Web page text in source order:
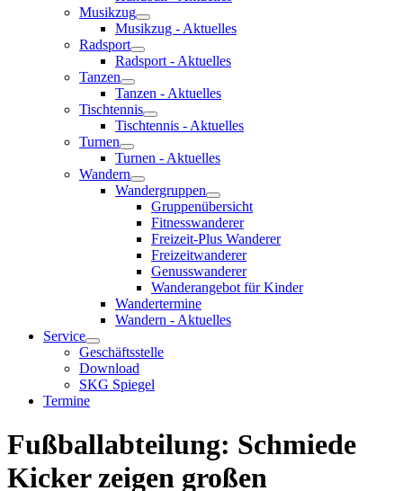
Musikzug
Musikzug - Aktuelles
Radsport
Radsport - Aktuelles
Tanzen
Tanzen - Aktuelles
Tischtennis
Tischtennis - Aktuelles
Turnen
Turnen - Aktuelles
Wandern
Wandergruppen
Gruppenübersicht
Fitnesswanderer
Freizeit-Plus Wanderer
Freizeitwanderer
Genusswanderer
Wanderangebot für Kinder
Wandertermine
Wandern - Aktuelles
Service
Geschäftsstelle
Download
SKG Spiegel
Termine
Fußballabteilung: Schmiede
Kicker zeigen großen